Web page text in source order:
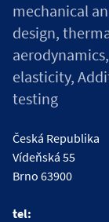
mechanical
design,
elasticity,
testing
Česká Republika
Vídeňská 55
Brno 63900
tel: